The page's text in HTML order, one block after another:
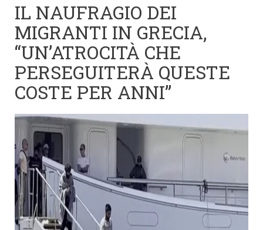
IL NAUFRAGIO DEI
MIGRANTI IN GRECIA,
“UN’ATROCITÀ CHE
PERSEGUITERÀ QUESTE
COSTE PER ANNI”